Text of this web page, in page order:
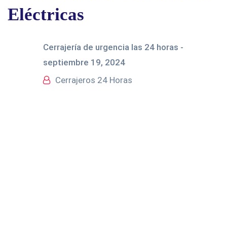
Eléctricas
Cerrajería de urgencia las 24 horas -
septiembre 19, 2024
Cerrajeros 24 Horas